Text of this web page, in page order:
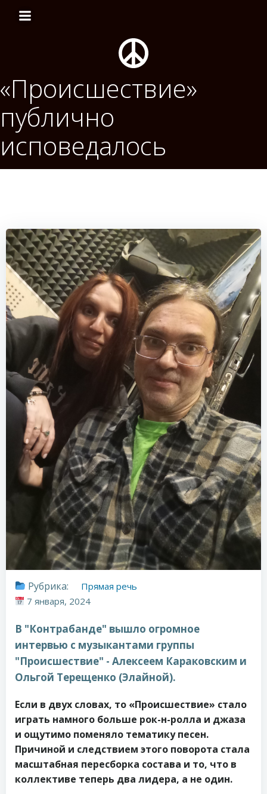
содержимому
«Происшествие»
публично
исповедалось
Рубрика:
Прямая речь
7 января, 2024
В "Контрабанде" вышло огромное
интервью с музыкантами группы
"Происшествие" - Алексеем Караковским и
Ольгой Терещенко (Элайной).
Если в двух словах, то «Происшествие» стало
играть намного больше рок-н-ролла и джаза
и ощутимо поменяло тематику песен.
Причиной и следствием этого поворота стала
масштабная пересборка состава и то, что в
коллективе теперь два лидера, а не один.